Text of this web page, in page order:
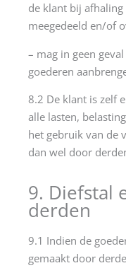
de klant bij
meegedeeld en/of
– mag in geen
goederen
8.2 De klant is zelf
alle lasten,
het gebruik van de
dan wel door
9. Diefstal
derden
9.1 Indien de
gemaakt door